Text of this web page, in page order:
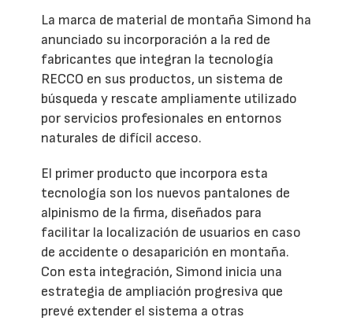
La marca de material de montaña Simond ha
anunciado su incorporación a la red de
fabricantes que integran la tecnología
RECCO en sus productos, un sistema de
búsqueda y rescate ampliamente utilizado
por servicios profesionales en entornos
naturales de difícil acceso.
El primer producto que incorpora esta
tecnología son los nuevos pantalones de
alpinismo de la firma, diseñados para
facilitar la localización de usuarios en caso
de accidente o desaparición en montaña.
Con esta integración, Simond inicia una
estrategia de ampliación progresiva que
prevé extender el sistema a otras